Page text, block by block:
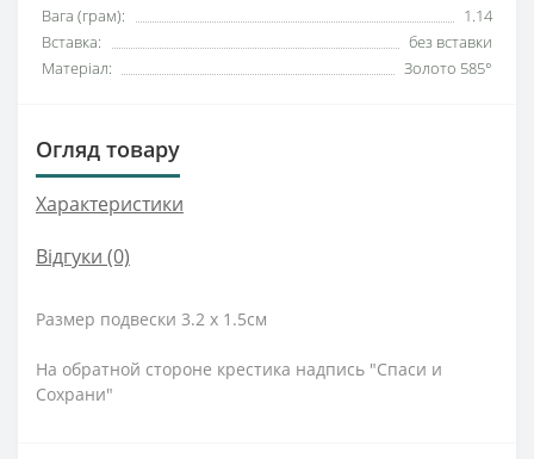
Вага (грам):
1.14
Вставка:
без вставки
Матеріал:
Золото 585°
Огляд товару
Характеристики
Відгуки (0)
Размер подвески 3.2 х 1.5см
На обратной стороне крестика надпись "Спаси и
Сохрани"